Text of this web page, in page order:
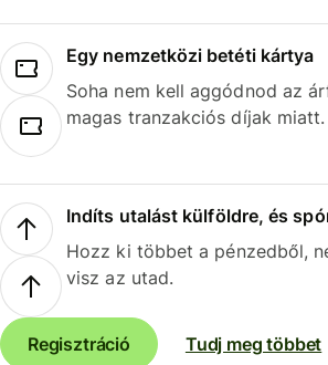
Egy nemzetközi betéti kártya
Soha nem kell aggódnod az
magas tranzakciós díjak miatt.
Indíts utalást külföldre, és
Hozz ki többet a pénzedből,
visz az utad.
Regisztráció Tudj meg többet